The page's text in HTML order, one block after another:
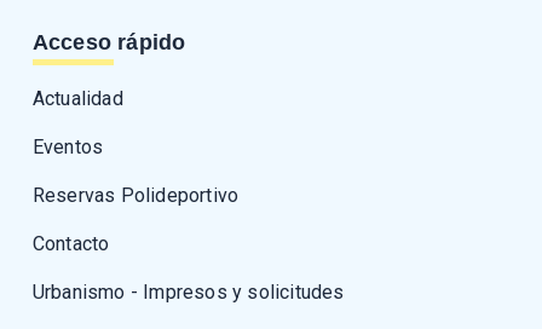
Acceso rápido
Actualidad
Eventos
Reservas Polideportivo
Contacto
Urbanismo - Impresos y solicitudes